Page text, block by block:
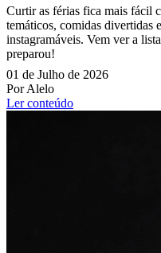
Curtir as férias fica mais fácil
temáticos, comidas divertidas
instagramáveis. Vem ver a
preparou!
01 de Julho de 2026
Por Alelo
Ler conteúdo